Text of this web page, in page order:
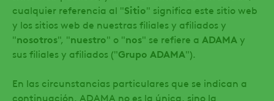
cualquier referencia al "Sitio" significa este sitio web
y los sitios web de nuestras filiales y afiliados y
"nosotros", "nuestro" o "nos" se refiere a ADAMA y
sus filiales y afiliados ("Grupo ADAMA").
En las circunstancias particulares que se indican a
continuación, ADAMA no es la única, sino la